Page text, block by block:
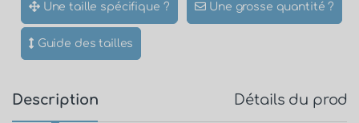
Une taille spécifique ? Une grosse quantité ?
Guide des tailles
Description Détails du